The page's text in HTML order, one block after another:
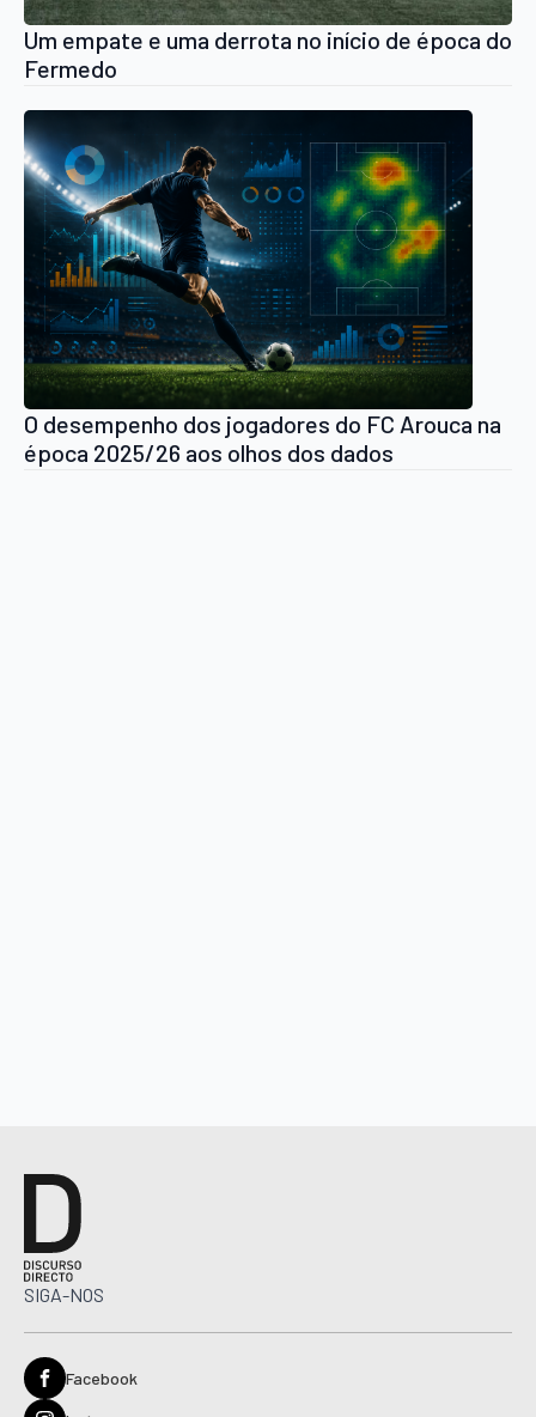
Um empate e uma derrota no início de época do
Fermedo
O desempenho dos jogadores do FC Arouca na
época 2025/26 aos olhos dos dados
SIGA-NOS
Facebook